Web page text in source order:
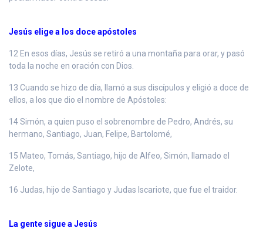
Jesús elige a los doce apóstoles
12 En esos días, Jesús se retiró a una montaña para orar, y pasó
toda la noche en oración con Dios.
13 Cuando se hizo de día, llamó a sus discípulos y eligió a doce de
ellos, a los que dio el nombre de Apóstoles:
14 Simón, a quien puso el sobrenombre de Pedro, Andrés, su
hermano, Santiago, Juan, Felipe, Bartolomé,
15 Mateo, Tomás, Santiago, hijo de Alfeo, Simón, llamado el
Zelote,
16 Judas, hijo de Santiago y Judas Iscariote, que fue el traidor.
La gente sigue a Jesús